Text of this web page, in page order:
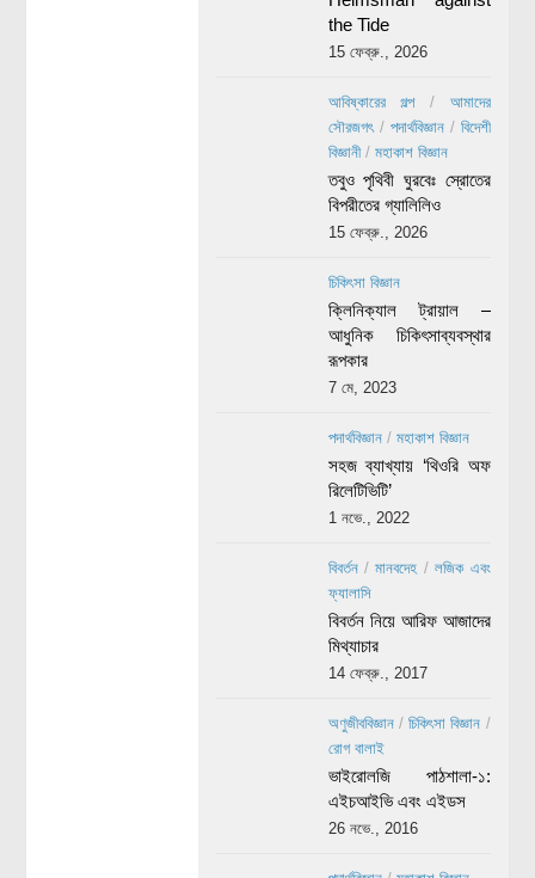
the Tide
15 ফেব্রু., 2026
আবিষ্কারের গল্প/ আমাদের
সৌরজগৎ/ পদার্থবিজ্ঞান/ বিদেশী
বিজ্ঞানী/ মহাকাশ বিজ্ঞান
তবুও পৃথিবী ঘুরবেঃ স্রোতের
বিপরীতের গ্যালিলিও
15 ফেব্রু., 2026
চিকিৎসা বিজ্ঞান
ক্লিনিক্যাল ট্রায়াল –
আধুনিক চিকিৎসাব্যবস্থার
রূপকার
7 মে, 2023
পদার্থবিজ্ঞান/ মহাকাশ বিজ্ঞান
সহজ ব্যাখ্যায় ‘থিওরি অফ
রিলেটিভিটি’
1 নভে., 2022
বিবর্তন/মানবদেহ /লজিক এবং
ফ্যালাসি
বিবর্তন নিয়ে আরিফ আজাদের
মিথ্যাচার
14 ফেব্রু., 2017
অণুজীববিজ্ঞান/চিকিৎসা বিজ্ঞান /
রোগ বালাই
ভাইরোলজি পাঠশালা-১:
এইচআইভি এবং এইডস
26 নভে., 2016